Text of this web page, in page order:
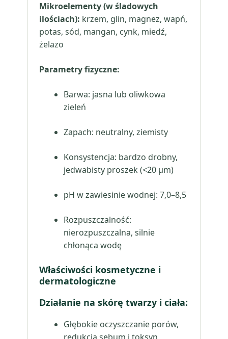
Mikroelementy (w śladowych
ilościach): krzem, glin, magnez, wapń,
potas, sód, mangan, cynk, miedź,
żelazo
Parametry fizyczne:
Barwa: jasna lub oliwkowa
zieleń
Zapach: neutralny, ziemisty
Konsystencja: bardzo drobny,
jedwabisty proszek (<20 µm)
pH w zawiesinie wodnej: 7,0–8,5
Rozpuszczalność:
nierozpuszczalna, silnie
chłonąca wodę
Właściwości kosmetyczne i
dermatologiczne
Działanie na skórę twarzy i ciała:
Głębokie oczyszczanie porów,